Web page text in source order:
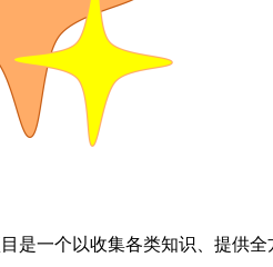
是一个以收集各类知识、提供